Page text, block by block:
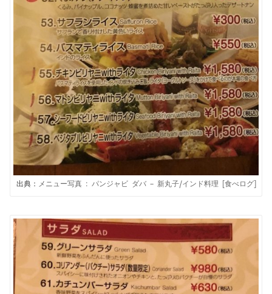
出典： メニュー写真 : パンジャビ ダバ – 新丸子/インド料理 [食べログ]